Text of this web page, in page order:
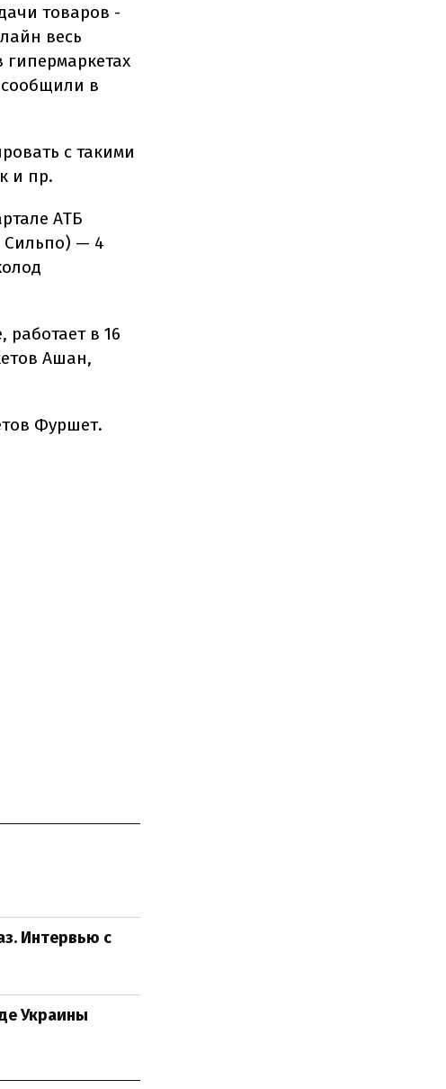
товаров -
весь
сообщили в
с такими
и пр.
АТБ
Сильпо) — 4
в 16
Ашан,
Фуршет.
Интервью с
Украины